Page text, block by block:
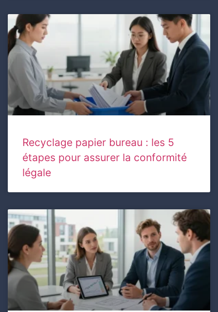
Recyclage papier bureau : les 5
étapes pour assurer la conformité
légale